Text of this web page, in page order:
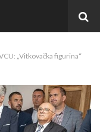
„Vitkovačka figurina“